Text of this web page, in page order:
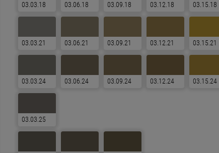
03.03.18 03.06.18 03.09.18 03.12.18 03.15.18
03.03.21 03.06.21 03.09.21 03.12.21 03.15.21
03.03.24 03.06.24 03.09.24 03.12.24 03.15.24
03.03.25